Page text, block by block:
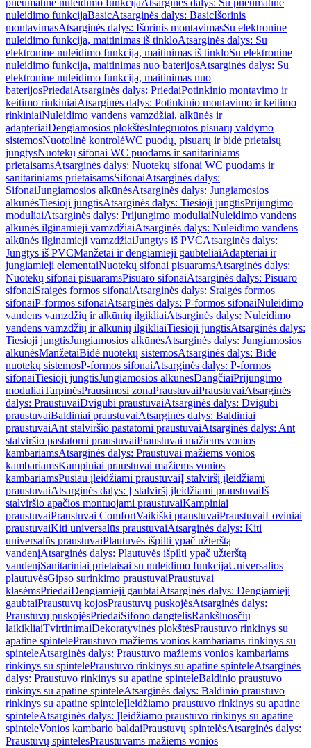
pneumatine nuleidimo funkcijaAtsarginės dalys: Su pneumatine
nuleidimo funkcijaBasicAtsarginės dalys: BasicIšorinis
montavimasAtsarginės dalys: Išorinis montavimasSu elektronine
nuleidimo funkcija, maitinimas iš tinkloAtsarginės dalys: Su
elektronine nuleidimo funkcija, maitinimas iš tinkloSu elektronine
nuleidimo funkcija, maitinimas nuo baterijosAtsarginės dalys: Su
elektronine nuleidimo funkcija, maitinimas nuo
baterijosPriedaiAtsarginės dalys: PriedaiPotinkinio montavimo ir
keitimo rinkiniaiAtsarginės dalys: Potinkinio montavimo ir keitimo
rinkiniaiNuleidimo vandens vamzdžiai, alkūnės ir
adapteriaiDengiamosios plokštėsIntegruotos pisuarų valdymo
sistemosNuotolinė kontrolėWC puodų, pisuarų ir bidė prietaisų
jungtysNuotekų sifonai WC puodams ir sanitariniams
prietaisamsAtsarginės dalys: Nuotekų sifonai WC puodams ir
sanitariniams prietaisamsSifonaiAtsarginės dalys:
SifonaiJungiamosios alkūnėsAtsarginės dalys: Jungiamosios
alkūnėsTiesioji jungtisAtsarginės dalys: Tiesioji jungtisPrijungimo
moduliaiAtsarginės dalys: Prijungimo moduliaiNuleidimo vandens
alkūnės ilginamieji vamzdžiaiAtsarginės dalys: Nuleidimo vandens
alkūnės ilginamieji vamzdžiaiJungtys iš PVCAtsarginės dalys:
Jungtys iš PVCManžetai ir dengiamieji gaubteliaiAdapteriai ir
jungiamieji elementaiNuotekų sifonai pisuaramsAtsarginės dalys:
Nuotekų sifonai pisuaramsPisuaro sifonaiAtsarginės dalys: Pisuaro
sifonaiSraigės formos sifonaiAtsarginės dalys: Sraigės formos
sifonaiP-formos sifonaiAtsarginės dalys: P-formos sifonaiNuleidimo
vandens vamzdžių ir alkūnių ilgikliaiAtsarginės dalys: Nuleidimo
vandens vamzdžių ir alkūnių ilgikliaiTiesioji jungtisAtsarginės dalys:
Tiesioji jungtisJungiamosios alkūnėsAtsarginės dalys: Jungiamosios
alkūnėsManžetaiBidė nuotekų sistemosAtsarginės dalys: Bidė
nuotekų sistemosP-formos sifonaiAtsarginės dalys: P-formos
sifonaiTiesioji jungtisJungiamosios alkūnėsDangčiaiPrijungimo
moduliaiTarpinėsPrausimosi zonaPraustuvaiPraustuvaiAtsarginės
dalys: PraustuvaiDvigubi praustuvaiAtsarginės dalys: Dvigubi
praustuvaiBaldiniai praustuvaiAtsarginės dalys: Baldiniai
praustuvaiAnt stalviršio pastatomi praustuvaiAtsarginės dalys: Ant
stalviršio pastatomi praustuvaiPraustuvai mažiems vonios
kambariamsAtsarginės dalys: Praustuvai mažiems vonios
kambariamsKampiniai praustuvai mažiems vonios
kambariamsPusiau įleidžiami praustuvaiĮ stalviršį įleidžiami
praustuvaiAtsarginės dalys: Į stalviršį įleidžiami praustuvaiIš
stalviršio apačios montuojami praustuvaiKampiniai
praustuvaiPraustuvai ComfortVaikiški praustuvaiPraustuvaiLoviniai
praustuvaiKiti universalūs praustuvaiAtsarginės dalys: Kiti
universalūs praustuvaiPlautuvės išpilti ypač užterštą
vandenįAtsarginės dalys: Plautuvės išpilti ypač užterštą
vandenįSanitariniai prietaisai su nuleidimo funkcijaUniversalios
plautuvėsGipso surinkimo praustuvaiPraustuvai
klasėmsPriedaiDengiamieji gaubtaiAtsarginės dalys: Dengiamieji
gaubtaiPraustuvų kojosPraustuvų puskojėsAtsarginės dalys:
Praustuvų puskojėsPriedaiSifono dangtelisRankšluosčių
laikikliaiTvirtinimaiDekoratyvinės plokštėsPraustuvo rinkinys su
apatine spintelePraustuvo mažiems vonios kambariams rinkinys su
spinteleAtsarginės dalys: Praustuvo mažiems vonios kambariams
rinkinys su spintelePraustuvo rinkinys su apatine spinteleAtsarginės
dalys: Praustuvo rinkinys su apatine spinteleBaldinio praustuvo
rinkinys su apatine spinteleAtsarginės dalys: Baldinio praustuvo
rinkinys su apatine spinteleĮleidžiamo praustuvo rinkinys su apatine
spinteleAtsarginės dalys: Įleidžiamo praustuvo rinkinys su apatine
spinteleVonios kambario baldaiPraustuvų spintelėsAtsarginės dalys:
Praustuvų spintelėsPraustuvams mažiems vonios